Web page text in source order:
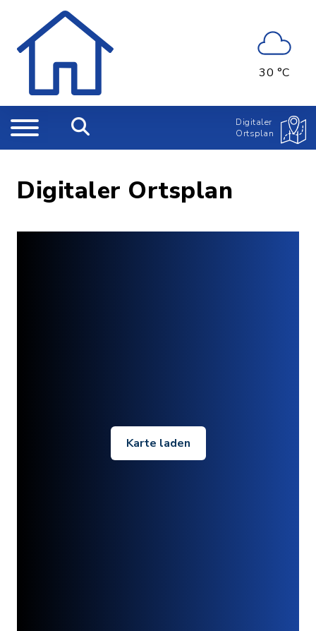
30 °C
Digitaler
Ortsplan
Digitaler Ortsplan
Karte laden